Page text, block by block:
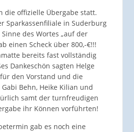
die offizielle Übergabe statt.
Sparkassenfiliale in Suderburg
des Wortes „auf der
einen Scheck über 800,-€!!!
bereits fast vollständig
Dankeschön sagten Helge
den Vorstand und die
Behn, Heike Kilian und
samt der turnfreudigen
ihr Können vorführten!
gab es noch eine